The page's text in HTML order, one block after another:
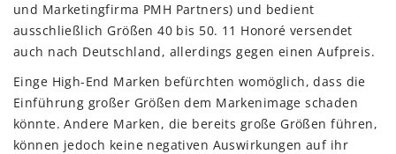
und Marketingfirma PMH Partners) und bedient
ausschließlich Größen 40 bis 50. 11 Honoré versendet
auch nach Deutschland, allerdings gegen einen Aufpreis.
Einge High-End Marken befürchten womöglich, dass die
Einführung großer Größen dem Markenimage schaden
könnte. Andere Marken, die bereits große Größen führen,
können jedoch keine negativen Auswirkungen auf ihr